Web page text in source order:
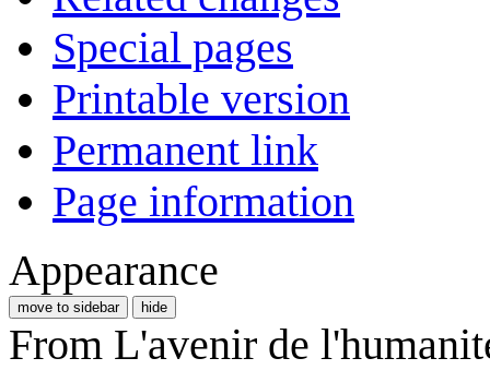
Special pages
Printable version
Permanent link
Page information
Appearance
move to sidebar hide
From L'avenir de